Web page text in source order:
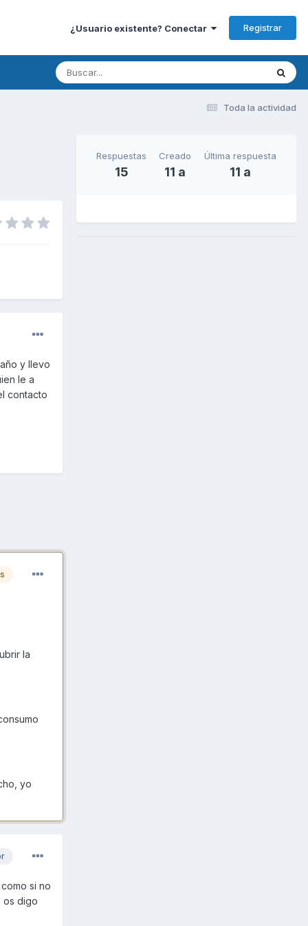
¿Usuario existente? Conectar Registrar
Toda la actividad
y llevo
le a
contacto
la
yo
si no
os digo
Respuestas
15
Creado
11 a
Última respuesta
11 a